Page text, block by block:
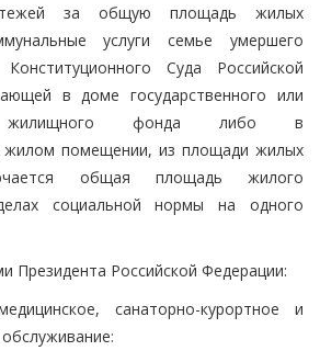
за общую площадь жилых
услуги семье умершего
Суда Российской
в доме государственного или
жилищного фонда либо в
жилом помещении, из площади жилых
общая площадь жилого
социальной нормы на одного
Президента Российской Федерации:
санаторно-курортное и